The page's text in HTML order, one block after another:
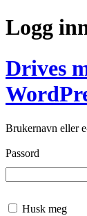
Logg
Drives
Brukernavn eller
Passord
Husk meg